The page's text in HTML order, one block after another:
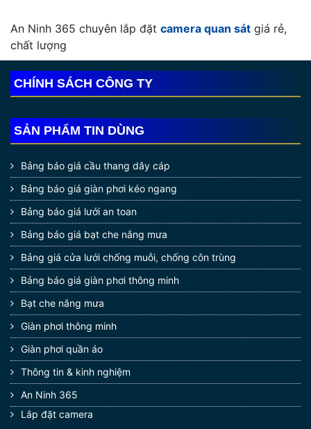
Giàn phơi xếp ngang gắn tường nhà chịu được trọng
– Giá giàn phơi quần áo gấp gọn
giàn phơi thông minhkhác.Một trong những ưu điểm
được cho là hút khách nhất củagiàn phơi xếp ngang
gắn tườngđó chính là sản phẩm có giá rẻ hơn so với
An Ninh 365 chuyên lắp đặt camera quan sát giá rẻ,
chất lượng
CHÍNH SÁCH CÔNG TY
SẢN PHẨM TIN DÙNG
Bảng báo giá cầu thang dây cáp
Bảng báo giá giàn phơi kéo ngang
Bảng báo giá lưới an toan
Bảng báo giá bạt che nắng mưa
Bảng giá cửa lưới chống muỗi, chống côn trùng
Bảng báo giá giàn phơi thông minh
Bạt che nắng mưa
Giàn phơi thông minh
Giàn phơi quần áo
Thông tin & kinh nghiệm
An Ninh 365
Lắp đặt camera